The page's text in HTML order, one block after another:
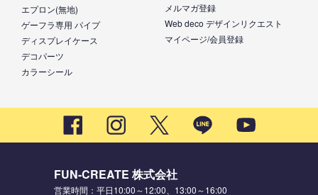
エプロン(無地)
ゲーフラ専用 パイプ
ディスプレイケース
デコパーツ
カラーシール
メルマガ登録
Web deco デザインリクエスト
マイページ/会員登録
FUN-CREATE 株式会社
営業時間：平日10:00～12:00、13:00～16:00